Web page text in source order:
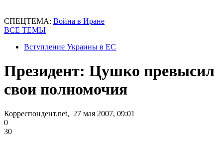
СПЕЦТЕМА: Война в Иране
ВСЕ ТЕМЫ
Вступление Украины в ЕС
Президент: Цушко превысил
свои полномочия
Корреспондент.net, 27 мая 2007, 09:01
0
30